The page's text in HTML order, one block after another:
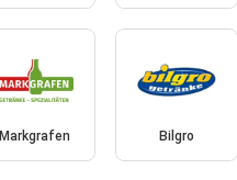
Markgrafen Bilgro